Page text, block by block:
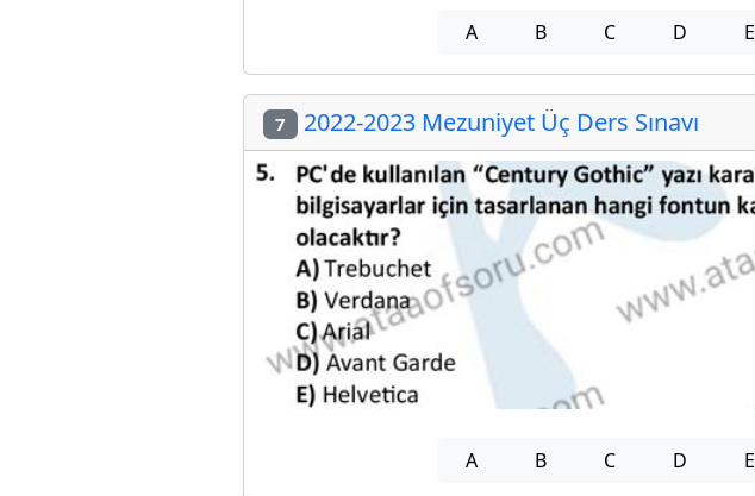
A B C D E
7 2022-2023 Mezuniyet Üç Ders Sınavı
A B C D E